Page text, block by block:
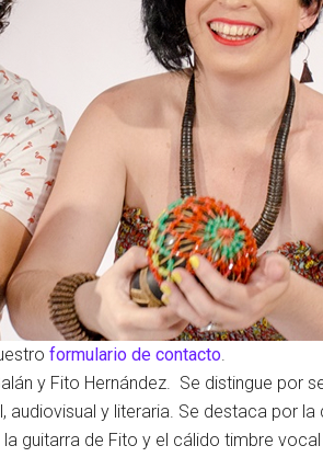
formulario de contacto.
y Fito Hernández. Se distingue por
y literaria. Se destaca por la
guitarra de Fito y el cálido timbre